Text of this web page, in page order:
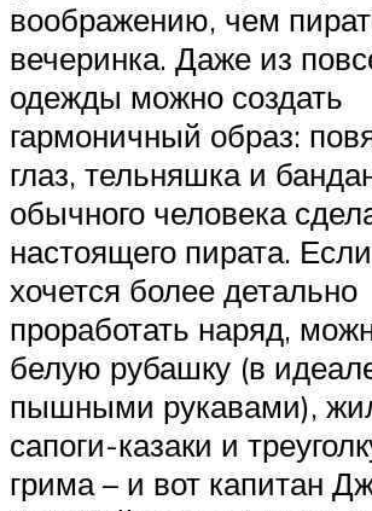
воображению, чем
вечеринка. Даже из
одежды можно создать
гармоничный образ:
глаз, тельняшка и
обычного человека
настоящего пирата.
хочется более детально
проработать наряд,
белую рубашку (в
пышными рукавами),
сапоги-казаки и
грима – и вот капитан